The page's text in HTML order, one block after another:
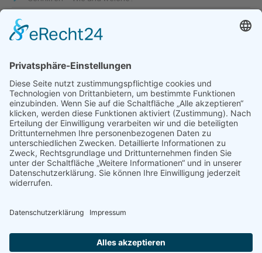
Beliebte Themen
Adaptionsmöglichkeit Aktiv-Rollstühle Alltagshilfen Alltagshilfen
für die Küche Automatische Türöffner Bad Bandscheibe Besteck
Bettenmachen
Bewegungseingeschränkung
druckentlastende Matratze Dusche & WC Fixierbrett
Füße Gehfähigkeit
Lendenbogen Liegelage mobile Treppensteighilfe
Rollstuhlfahrer
Rückenschmerzen Schlafunterlage Schnabelbecher Seniorenbetten Sport-Rollstühle